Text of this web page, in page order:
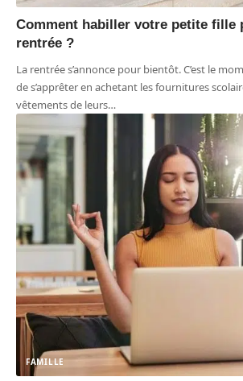
Comment habiller votre petite fille
rentrée ?
La rentrée s’annonce pour bientôt. C’est le
de s’apprêter en achetant les fournitures
vêtements de leurs…
FAMILLE